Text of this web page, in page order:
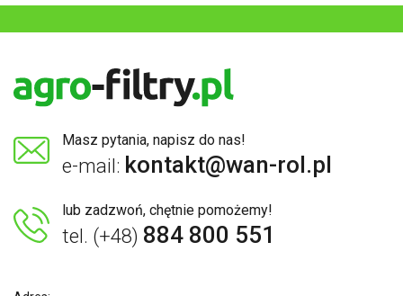
Masz pytania, napisz do nas!
e-mail: kontakt@wan-rol.pl
lub zadzwoń, chętnie pomożemy!
tel. (+48) 884 800 551